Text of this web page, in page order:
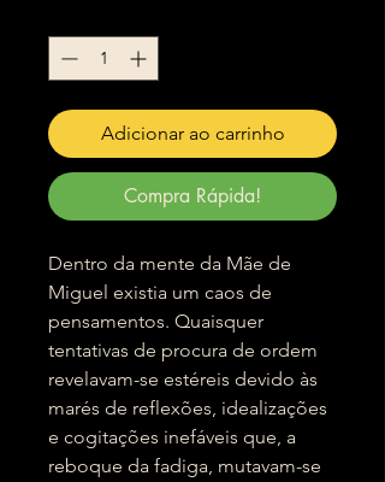
Adicionar ao carrinho
Compra Rápida!
Dentro da mente da Mãe de
Miguel existia um caos de
pensamentos. Quaisquer
tentativas de procura de ordem
revelavam-se estéreis devido às
marés de reflexões, idealizações
e cogitações inefáveis que, a
reboque da fadiga, mutavam-se